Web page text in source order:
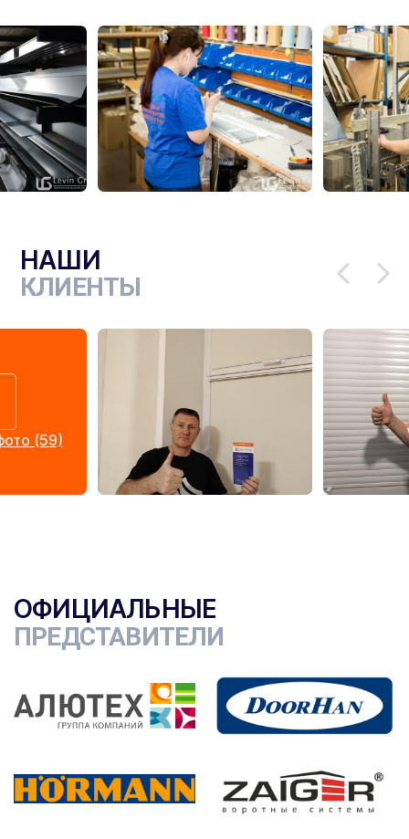
НАШИ
КЛИЕНТЫ
(59)
ОФИЦИАЛЬНЫЕ
ПРЕДСТАВИТЕЛИ